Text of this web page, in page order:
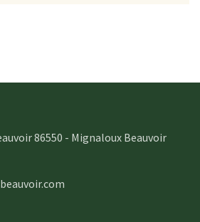
86550 - Mignaloux Beauvoir